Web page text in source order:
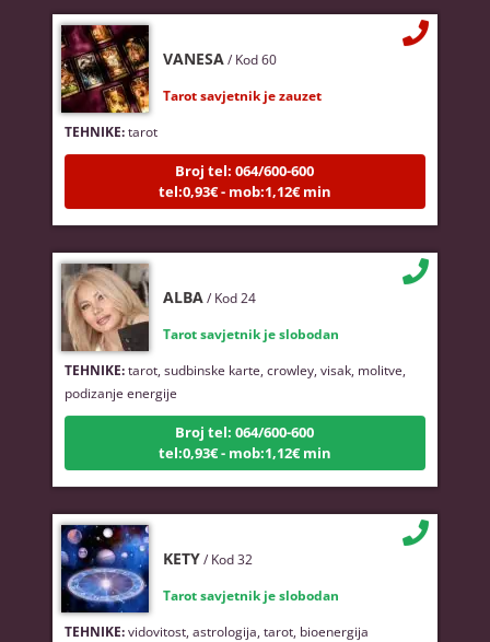
TEHNIKE:tarot
Broj tel: 064/600-600
tel:0,93€ - mob:1,12€ min
TEHNIKE:tarot, sudbinske karte, crowley, visak, molitve,
podizanje energije
Broj tel: 064/600-600
tel:0,93€ - mob:1,12€ min
TEHNIKE:vidovitost, astrologija, tarot, bioenergija